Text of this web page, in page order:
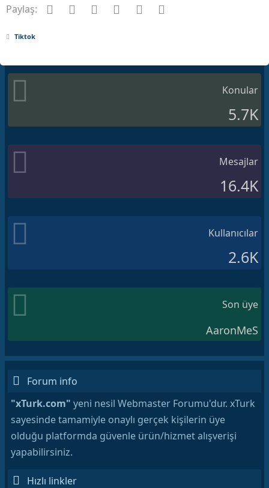
Paylaş: Facebook
Twitter Pinterest
Tumblr WhatsApp
Tiktok
Konular
5.7K
Mesajlar
16.4K
Kullanıcılar
2.6K
Son üye
AaronMeS
Forum info
"xTurk.com" yeni nesil Webmaster Forumu'dur. xTurk
sayesinde tamamiyle onaylı gerçek kişilerin üye
olduğu platformda güvenle ürün/hizmet alışverişi
yapabilirsiniz.
Hızlı linkler